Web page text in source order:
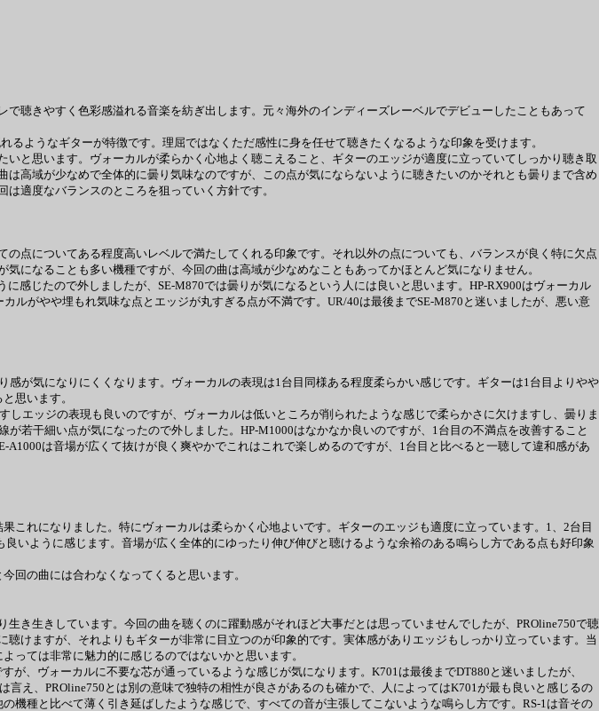
聴きやすく色彩感溢れる音楽を紡ぎ出します。元々海外のインディーズレーベルでデビューしたこともあって
ようなギターが特徴です。理屈ではなくただ感性に身を任せて聴きたくなるような印象を受けます。
と思います。ヴォーカルが柔らかく心地よく聴こえること、ギターのエッジが適度に立っていてしっかり聴き取
高域が少なめで全体的に曇り気味なのですが、この点が気にならないように聴きたいのかそれとも曇りまで含め
適度なバランスのところを狙っていく方針です。
点についてある程度高いレベルで満たしてくれる印象です。それ以外の点についても、バランスが良く特に欠点
になることも多い機種ですが、今回の曲は高域が少なめなこともあってかほとんど気になりません。
感じたので外しましたが、SE-M870では曇りが気になるという人には良いと思います。HP-RX900はヴォーカル
がやや埋もれ気味な点とエッジが丸すぎる点が不満です。UR/40は最後までSE-M870と迷いましたが、悪い意
が気になりにくくなります。ヴォーカルの表現は1台目同様ある程度柔らかい感じです。ギターは1台目よりやや
思います。
エッジの表現も良いのですが、ヴォーカルは低いところが削られたような感じで柔らかさに欠けますし、曇りま
若干細い点が気になったので外しました。HP-M1000はなかなか良いのですが、1台目の不満点を改善すること
は音場が広くて抜けが良く爽やかでこれはこれで楽しめるのですが、1台目と比べると一聴して違和感があ
れになりました。特にヴォーカルは柔らかく心地よいです。ギターのエッジも適度に立っています。1、2台目
いように感じます。音場が広く全体的にゆったり伸び伸びと聴けるような余裕のある鳴らし方である点も好印象
回の曲には合わなくなってくると思います。
き生きしています。今回の曲を聴くのに躍動感がそれほど大事だとは思っていませんでしたが、PROline750で聴
けますが、それよりもギターが非常に目立つのが印象的です。実体感がありエッジもしっかり立っています。当
っては非常に魅力的に感じるのではないかと思います。
、ヴォーカルに不要な芯が通っているような感じが気になります。K701は最後までDT880と迷いましたが、
え、PROline750とは別の意味で独特の相性が良さがあるのも確かで、人によってはK701が最も良いと感じるの
種と比べて薄く引き延ばしたような感じで、すべての音が主張してこないような鳴らし方です。RS-1は音その